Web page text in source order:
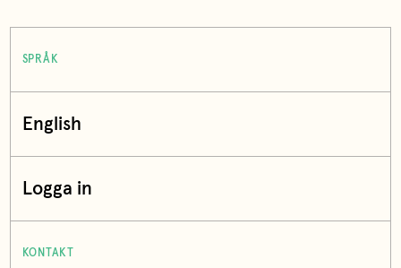
SPRÅK
English
Logga in
KONTAKT